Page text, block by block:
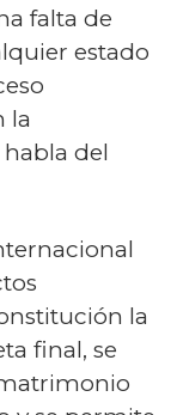
falta de
estado
la
del
la
final, se